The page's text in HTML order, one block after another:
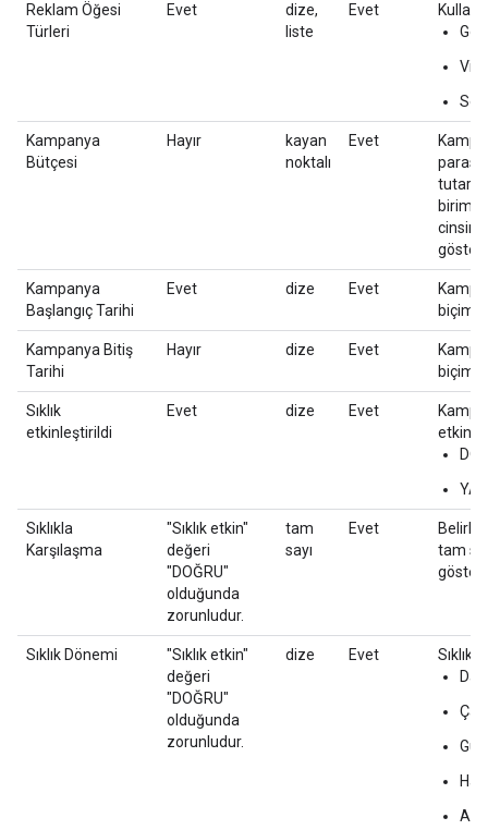
Reklam Öğesi
Türleri
Evet
dize,
liste
Evet
Ses
Kampanya
Bütçesi
Hayır
kayan
noktalı
Evet
tutarı
Kampanya
Başlangıç Tarihi
Evet dize Evet
Kampanya Bitiş
Tarihi
Hayır dize Evet
Sıklık
etkinleştirildi
Evet dize Evet
Sıklıkla
Karşılaşma
"Sıklık etkin"
değeri
"DOĞRU"
olduğunda
zorunludur.
tam
sayı
Evet
Belirli
tam
Sıklık Dönemi
"Sıklık etkin"
değeri
"DOĞRU"
olduğunda
zorunludur.
dize Evet
Sıklık
Gün
Ay